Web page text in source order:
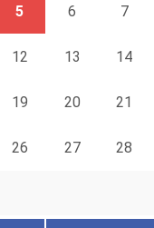
5 6 7
12 13 14
19 20 21
26 27 28